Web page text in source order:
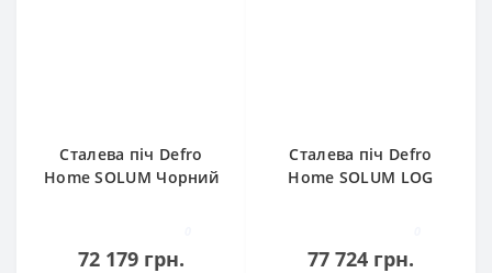
Сталева піч Defro
Home SOLUM Чорний
72 179 грн.
Сталева піч Defro
Home SOLUM LOG
77 724 грн.